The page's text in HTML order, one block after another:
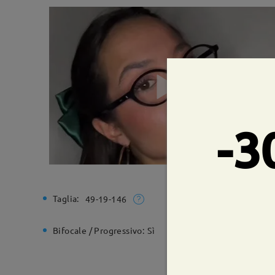
Taglia: 49-19-146
Bifocale / Progressivo: Sì
-